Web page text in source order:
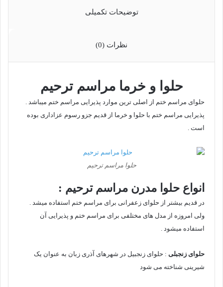
توضیحات تکمیلی
نظرات (0)
حلوا و خرما مراسم ترحیم
حلوای مراسم ختم از اصلی ترین موارد پذیرایی مراسم ختم میباشد .
پذیرایی مراسم ختم با حلوا و خرما از قدیم جزو رسوم عزاداری بوده
است .
حلوا مراسم ترحیم
انواع حلوا مدرن مراسم ترحیم :
در قدیم بیشتر از حلوای زعفرانی برای مراسم ختم استفاده میشد .
ولی امروزه از مدل های مختلفی برای مراسم ختم و پذیرایی آن
استفاده میشود .
حلوای زنجبلی : حلوای زنجبیل در شهرهای آذری زبان به عنوان یک
شیرینی شناخته می شود